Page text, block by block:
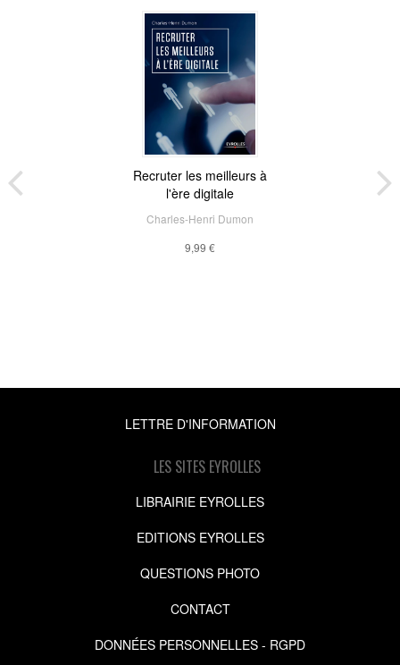
Recruter les meilleurs à
l'ère digitale
Charles-Henri Dumon
9,99 €
LETTRE D'INFORMATION
LES SITES EYROLLES
LIBRAIRIE EYROLLES
EDITIONS EYROLLES
QUESTIONS PHOTO
CONTACT
DONNÉES PERSONNELLES - RGPD